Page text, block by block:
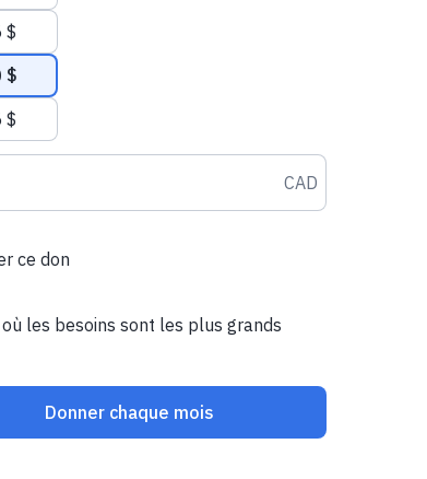
$
$
$
du don CAD CAD
ce don
où les besoins sont les plus grands
Donner chaque mois